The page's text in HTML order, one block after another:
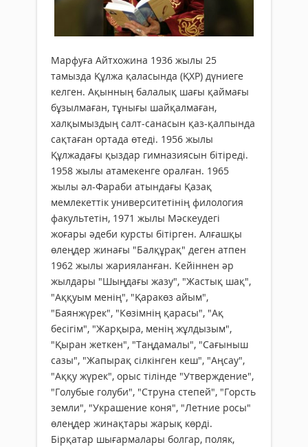
Марфуға Айтхожина 1936 жылы 25
тамызда Құлжа қаласында (ҚХР) дүниеге
келген. Ақынның балалық шағы қаймағы
бұзылмаған, тұнығы шайқалмаған,
халқымыздың салт-санасын қаз-қалпында
сақтаған ортада өтеді. 1956 жылы
Құлжадағы қыздар гимназиясын бітіреді.
1958 жылы атамекенге оралған. 1965
жылы әл-Фараби атындағы Қазақ
мемлекеттік университетінің филология
факультетін, 1971 жылы Мәскеудегі
жоғары әдеби курсты бітірген. Алғашқы
өлеңдер жинағы "Балқұрақ" деген атпен
1962 жылы жарияланған. Кейіннен әр
жылдары "Шыңдағы жазу", "Жастық шақ",
"Аққуым менің", "Қаракөз айым",
"Баянжүрек", "Көзімнің қарасы", "Ақ
бесігім", "Жарқыра, менің жұлдызым",
"Қыран жеткен", "Таңдамалы", "Сағыныш
сазы", "Жапырақ сілкінген кеш", "Аңсау",
"Аққу жүрек", орыс тілінде "Утверждение",
"Голубые голуби", "Струна степей", "Горсть
земли", "Украшение коня", "Летние росы"
өлеңдер жинақтары жарық көрді.
Бірқатар шығармалары болгар, поляк,